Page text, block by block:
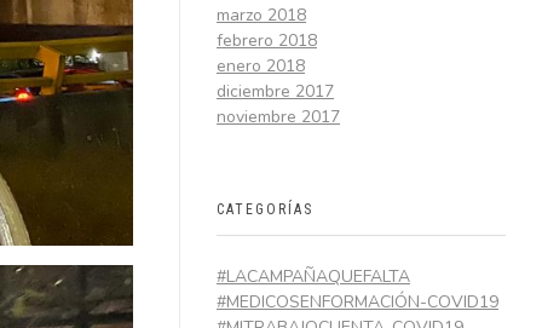
marzo 2018
febrero 2018
enero 2018
diciembre 2017
noviembre 2017
CATEGORÍAS
#LACAMPAÑAQUEFALTA
#MEDICOSENFORMACIÓN-COVID19